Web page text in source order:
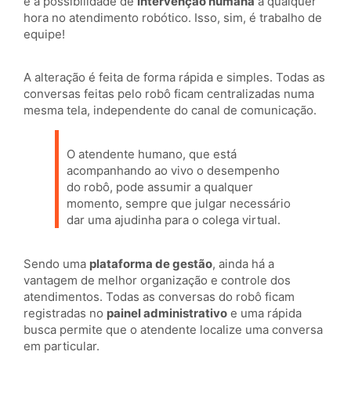
hora no atendimento robótico. Isso, sim, é trabalho de
equipe!
A alteração é feita de forma rápida e simples. Todas as
conversas feitas pelo robô ficam centralizadas numa
mesma tela, independente do canal de comunicação.
O atendente humano, que está
acompanhando ao vivo o desempenho
do robô, pode assumir a qualquer
momento, sempre que julgar necessário
dar uma ajudinha para o colega virtual.
Sendo uma plataforma de gestão, ainda há a
vantagem de melhor organização e controle dos
atendimentos. Todas as conversas do robô ficam
registradas no painel administrativo e uma rápida
busca permite que o atendente localize uma conversa
em particular.